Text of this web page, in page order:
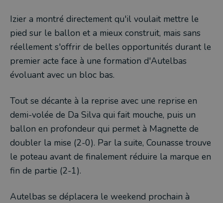
Izier a montré directement qu'il voulait mettre le
pied sur le ballon et a mieux construit, mais sans
réellement s'offrir de belles opportunités durant le
premier acte face à une formation d'Autelbas
évoluant avec un bloc bas.
Tout se décante à la reprise avec une reprise en
demi-volée de Da Silva qui fait mouche, puis un
ballon en profondeur qui permet à Magnette de
doubler la mise (2-0). Par la suite, Counasse trouve
le poteau avant de finalement réduire la marque en
fin de partie (2-1).
Autelbas se déplacera le weekend prochain à